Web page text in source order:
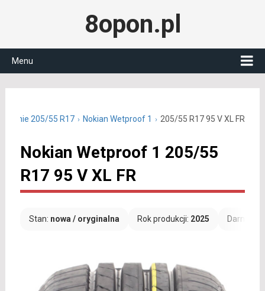
8opon.pl
Menu
letnie 205/55 R17 Nokian Wetproof 1 205/55 R17 95 V XL FR
Nokian Wetproof 1 205/55
R17 95 V XL FR
Stan: nowa / oryginalna Rok produkcji: 2025